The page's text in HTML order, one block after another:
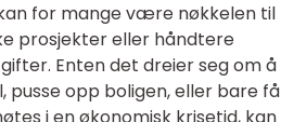
for mange være nøkkelen til
prosjekter eller håndtere
Enten det dreier seg om å
pusse opp boligen, eller bare få